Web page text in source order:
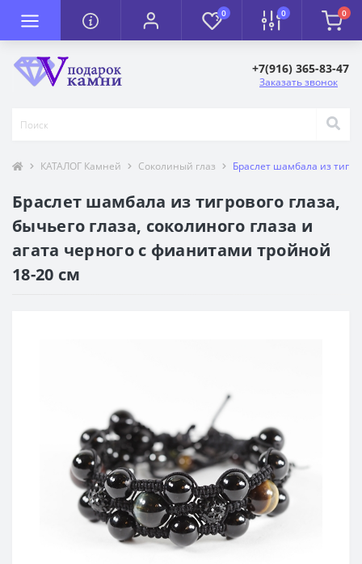
0 0 0
+7(916) 365-83-47
Заказать звонок
КАТАЛОГ Камней Соколиный глаз Браслет шамбала из
Браслет шамбала из тигрового глаза,
бычьего глаза, соколиного глаза и
агата черного с фианитами тройной
18-20 см